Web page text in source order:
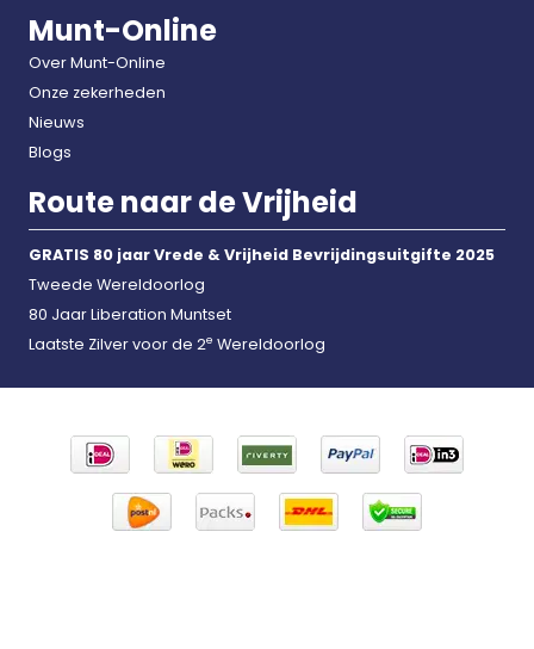
Munt-Online
Over Munt-Online
Onze zekerheden
Nieuws
Blogs
Route naar de Vrijheid
GRATIS 80 jaar Vrede & Vrijheid Bevrijdingsuitgifte 2025
Tweede Wereldoorlog
80 Jaar Liberation Muntset
Laatste Zilver voor de 2e Wereldoorlog